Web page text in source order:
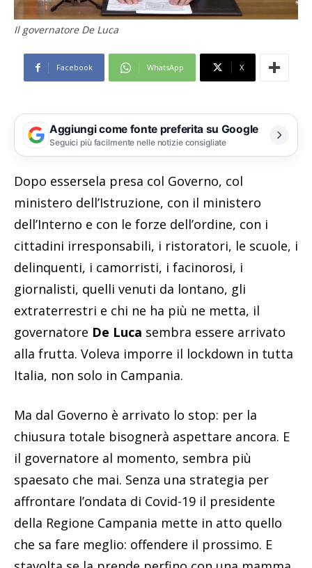
Il governatore De Luca
Facebook WhatsApp X
Aggiungi come fonte preferita su Google
Seguici più facilmente nelle notizie consigliate
Dopo essersela presa col Governo, col
ministero dell’Istruzione, con il ministero
dell’Interno e con le forze dell’ordine, con i
cittadini irresponsabili, i ristoratori, le scuole, i
delinquenti, i camorristi, i facinorosi, i
giornalisti, quelli venuti da lontano, gli
extraterrestri e chi ne ha più ne metta, il
governatore De Luca sembra essere arrivato
alla frutta. Voleva imporre il lockdown in tutta
Italia, non solo in Campania.
Ma dal Governo è arrivato lo stop: per la
chiusura totale bisognerà aspettare ancora. E
il governatore al momento, sembra più
spaesato che mai. Senza una strategia per
affrontare l’ondata di Covid-19 il presidente
della Regione Campania mette in atto quello
che sa fare meglio: offendere il prossimo. E